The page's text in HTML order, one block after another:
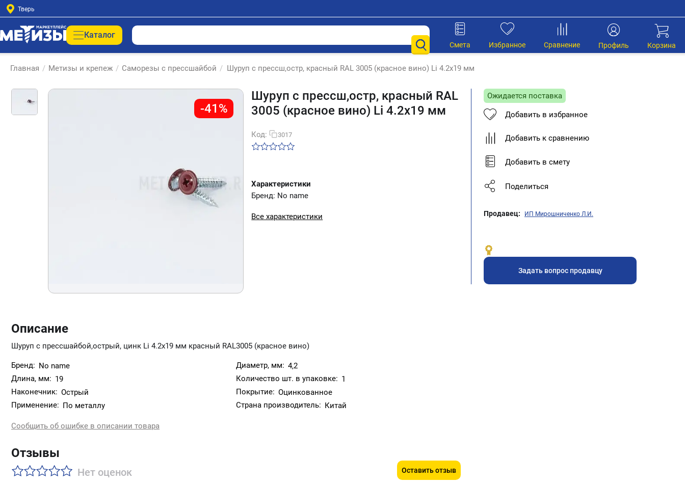
Тверь
Каталог
Корзина
Профиль
Сравнение
Избранное
Смета
Главная / Метизы и крепеж / Саморезы с прессшайбой / Шуруп с прессш,остр, красный RAL 3005 (красное вино) Li 4.2х19 мм
-41%
Шуруп с прессш,остр, красный RAL
3005 (красное вино) Li 4.2х19 мм
Код: 3017
Характеристики
Бренд: No name
Все характеристики
Описание
Шуруп с прессшайбой,острый, цинк Li 4.2х19 мм красный RAL3005 (красное вино)
Бренд: No name Диаметр, мм: 4,2
Длина, мм: 19 Количество шт. в упаковке: 1
Наконечник: Острый Покрытие: Оцинкованное
Применение: По металлу Страна производитель: Китай
Сообщить об ошибке в описании товара
Отзывы
Нет оценок Оставить отзыв
Ожидается поставка
Добавить в избранное
Добавить к сравнению
Добавить в смету
Поделиться
Продавец: ИП Мирошниченко Л.И.
Задать вопрос продавцу